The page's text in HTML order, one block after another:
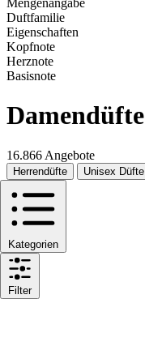
Mengenangabe
Duftfamilie
Eigenschaften
Kopfnote
Herznote
Basisnote
Damendüfte
16.866 Angebote
Herrendüfte Unisex Düfte
Kategorien
Filter